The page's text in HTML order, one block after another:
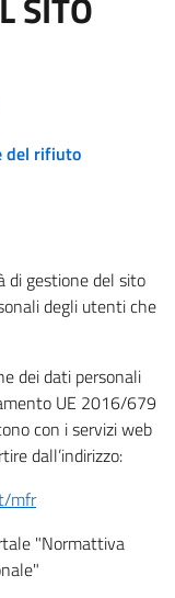
del rifiuto
di gestione del sito
degli utenti che
dei dati personali
UE 2016/679
con i servizi web
dall’indirizzo:
mfr
"Normattiva